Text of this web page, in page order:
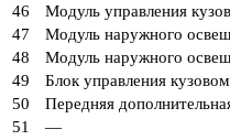
46
Модуль управления
47
Модуль наружного
48
Модуль наружного
49
Блок управления
50
Передняя
51
—